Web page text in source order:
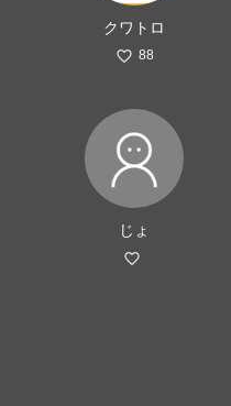
クワトロ
88
じょ